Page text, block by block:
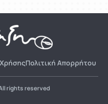
Πολιτική Απορρήτου
rights reserved